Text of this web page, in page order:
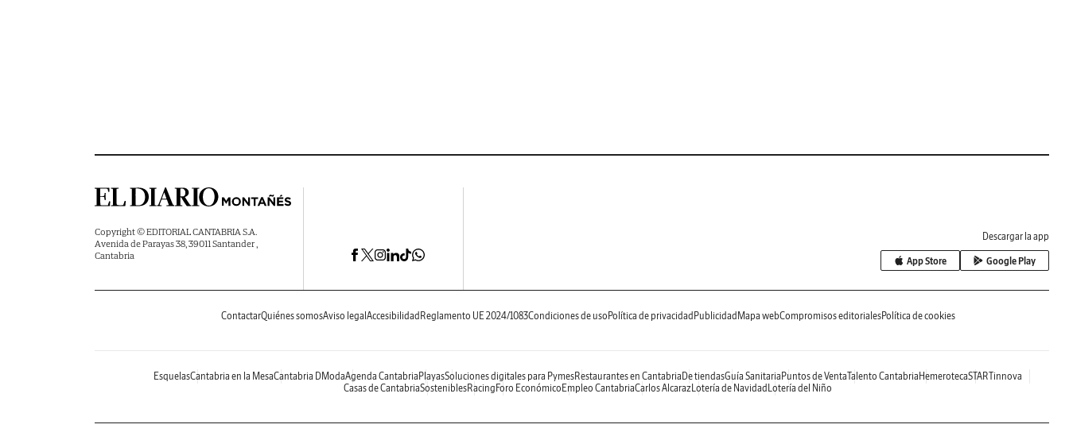
Copyright © EDITORIAL CANTABRIA S.A.
Avenida de Parayas 38, 39011 Santander ,
Cantabria
Descargar la app
App Store Google Play
ContactarQuiénes somosAviso legal Accesibilidad Reglamento UE 2024/1083Condiciones de uso Política de privacidad Publicidad Mapa webCompromisos editorialesPolítica de cookies
EsquelasCantabria en la MesaCantabria DModaAgenda Cantabria PlayasSoluciones digitales para PymesRestaurantes en Cantabria De tiendasGuía Sanitaria Puntos de VentaTalento Cantabria HemerotecaSTARTinnova
Casas de CantabriaSosteniblesRacing Foro Económico Empleo CantabriaCarlos AlcarazLotería de Navidad Lotería del Niño